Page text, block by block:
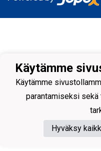
Käytämme
Käytämme
parantamiseksi
Hyväksy